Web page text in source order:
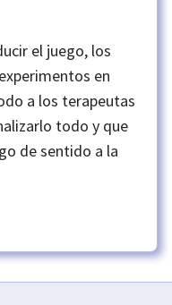
el juego, los
en
a los terapeutas
todo y que
de sentido a la